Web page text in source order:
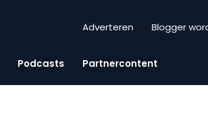
Adverteren Blogger
Podcasts Partnercontent